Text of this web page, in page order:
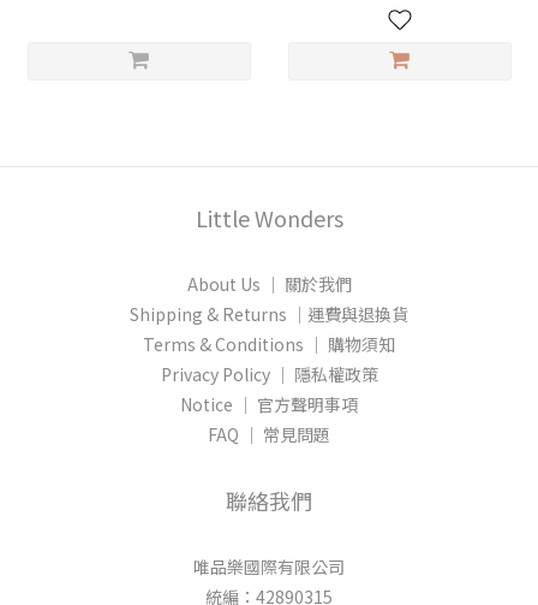
Little Wonders
About Us │ 關於我們
Shipping & Returns │運費與退換貨
Terms & Conditions │ 購物須知
Privacy Policy │ 隱私權政策
Notice │ 官方聲明事項
FAQ │ 常見問題
聯絡我們
唯品樂國際有限公司
統編：42890315